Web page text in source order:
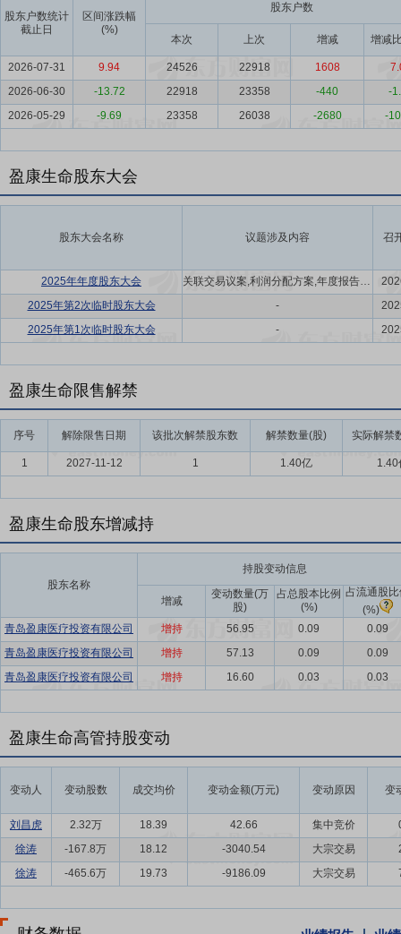
股东户数统计
截止日
区间涨跌幅
(%)
股东户数
本次 上次 增减 增减
2026-07-31 9.94 24526 22918 1608
2026-06-30
-13.72 22918 23358 -440
-
2026-05-29
-9.69 23358 26038 -2680 -
盈康生命股东大会
股东大会名称 议题涉及内容 召
2025年年度股东大会 关联交易议案,利润分配方案,年度报告(摘要)议案
2025年第2次临时股东大会
-
2025年第1次临时股东大会
-
盈康生命限售解禁
序号 解除限售日期 该批次解禁股东数 解禁数量(股) 实际解禁
1 2027-11-12 1 1.40亿 1.40
盈康生命股东增减持
股东名称
持股变动信息
增减
变动数量(万
股)
占总股本比例
(%)
占流通股
(%)
青岛盈康医疗投资有限公司
增持 56.95 0.09
0.09
青岛盈康医疗投资有限公司
增持 57.13 0.09
0.09
青岛盈康医疗投资有限公司
增持 16.60 0.03 0.03
盈康生命高管持股变动
变动人 变动股数 成交均价 变动金额(万元) 变动原因 变
刘昌虎 2.32万 18.39 42.66 集中竞价
徐涛
-167.8万 18.12 -3040.54 大宗交易
徐涛
-465.6万 19.73 -9186.09 大宗交易